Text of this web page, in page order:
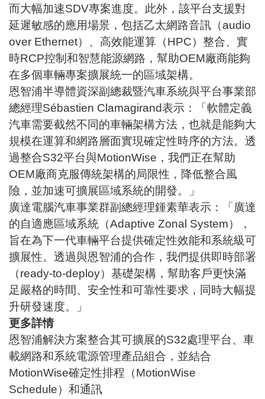
而大幅加速SDV專案進度。此外，該平台支援對
延遲敏感的應用場景，包括乙太網路音訊（audio
over Ethernet）、高效能運算（HPC）整合、實
時RCP控制和智慧能源網路，幫助OEM廠商能夠
在多個車輛專案擴展統一的區域架構。
恩智浦半導體資深副總裁暨汽車系統與平台事業部
總經理Sébastien Clamagirand表示：「軟體定義
汽車需要截然不同的車輛架構方法，也就是能夠大
規模在運算和網路層面實現確定性時序的方法。透
過整合S32平台與MotionWise，我們正在幫助
OEM廠商克服傳統架構的局限性，降低整合風
險，並加速可擴展區域系統的開發。」
廣達電腦汽車事業群副總經理鍾素華表示：「廣達
的自適應區域系統（Adaptive Zonal System），
旨在為下一代車輛平台提供確定性效能和系統級可
擴展性。透過與恩智浦的合作，我們提供即時部署
（ready-to-deploy）基礎架構，幫助客戶更快滿
足嚴格的時間、安全性和可靠性要求，同時大幅提
升研發速度。」
更多詳情
恩智浦解決方案整合其可擴展的S32處理平台、車
載網路和系統電源管理產品組合，並結合
MotionWise確定性排程（MotionWise
Schedule）和通訊